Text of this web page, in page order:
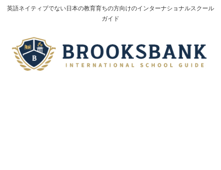
英語ネイティブでない日本の教育育ちの方向けのインターナショナルスクール
ガイド